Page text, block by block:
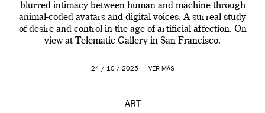
blurred intimacy between human and machine through
animal-coded avatars and digital voices. A surreal study
of desire and control in the age of artificial affection. On
view at Telematic Gallery in San Francisco.
24 / 10 / 2025 — VER MÁS
ART